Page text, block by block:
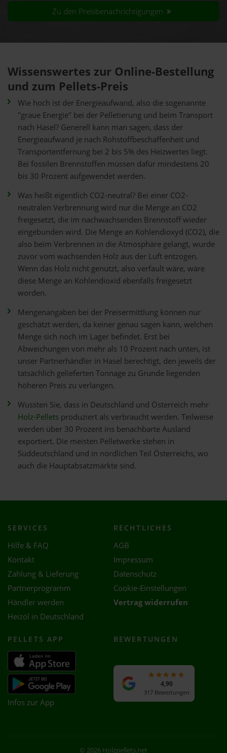
Zu den Preisbenachrichtigungen
Wissenswertes zur Online-Bestellung
und zum Pellets-Preis
Wie hoch ist der Energieaufwand, also die sogenannte
"graue Energie" bei der Pelletierung und beim Transport
nach Hasel? Generell kann man sagen, dass der
Energieaufwand je nach Rohstoffbeschaffenheit und
Transportentfernung bei 2 bis 5% des Heizwertes liegt.
Bei fossilen Brennstoffen müssen dafür mindestens 20
bis 30 Prozent aufgewendet werden.
Was heißt eigentlich CO2-neutral? Bei einer CO2-
neutralen Verbrennung wird nur die Menge an CO2
freigesetzt, die im nachwachsenden Brennstoff wieder
eingebunden wird. Die Menge an Kohlendioxyd (CO2), die
also beim Verbrennen in die Atmosphäre gelangt, wurde
zuvor vom wachsenden Holz aus der Luft entzogen.
Wenn das Holz nicht genutzt, also verfault wäre, wäre
diese Menge an Kohlendioxid ebenfalls freigesetzt
worden.
Mengenangaben bei der Preisermittlung können nur
geschätzt werden, da keiner genau sagen kann, welchen
Menge sich noch im Lager befindet. Erst bei
Abweichungen von mehr als 10 Prozent nach unten, ist
unser Partnerhändler in Hasel berechtigt, den jeweils der
tatsächlich gelieferten Tonnage zu Grunde liegenden
höheren Preis zu verlangen.
Wussten Sie, dass in Deutschland und Österreich mehr
Holz-Pellets produziert als verbraucht werden. Teilweise
werden über 30 Prozent ins benachbarte Ausland
exportiert. Die meisten Pelletwerke stehen in
Süddeutschland und in nördlichen Teil Österreichs, wo
auch die Hauptabsatzmärkte sind.
SERVICES
Hilfe & FAQ
Kontakt
Zahlung & Lieferung
Partnerprogramm
Händler werden
Heizöl in Deutschland
RECHTLICHES
AGB
Impressum
Datenschutz
Cookie-Einstellungen
Vertrag widerrufen
PELLETS APP
Infos zur App
BEWERTUNGEN
4,90
317 Bewertungen
© 2026 Holzpellets.net